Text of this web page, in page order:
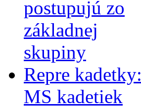
postupujú zo
základnej
skupiny
Repre kadetky:
MS kadetiek